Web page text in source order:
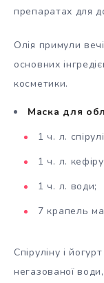
препаратах для
Олія примули
основних
косметики.
Маска для
1 ч. л.
1 ч. л.
1 ч. л. води;
7 крапель
Спіруліну і
негазованої